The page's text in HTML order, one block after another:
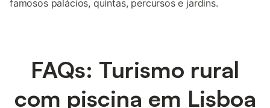
famosos palácios, quintas, percursos e jardins.
FAQs: Turismo rural
com piscina em Lisboa